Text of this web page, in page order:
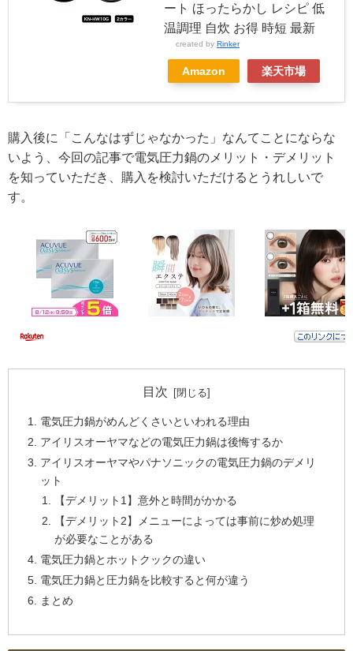
ート ほったらかし レシピ 低
温調理 自炊 お得 時短 最新
created by Rinker
Amazon 楽天市場
購入後に「こんなはずじゃなかった」なんてことにならな
いよう、今回の記事で電気圧力鍋のメリット・デメリット
を知っていただき、購入を検討いただけるとうれしいで
す。
目次
電気圧力鍋がめんどくさいといわれる理由
アイリスオーヤマなどの電気圧力鍋は後悔するか
アイリスオーヤマやパナソニックの電気圧力鍋のデメリ
ット
【デメリット1】意外と時間がかかる
【デメリット2】メニューによっては事前に炒め処理
が必要なことがある
電気圧力鍋とホットクックの違い
電気圧力鍋と圧力鍋を比較すると何が違う
まとめ